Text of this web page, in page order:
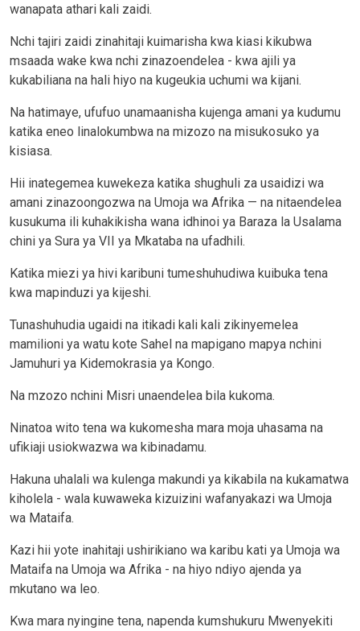
wanapata athari kali zaidi.
Nchi tajiri zaidi zinahitaji kuimarisha kwa kiasi kikubwa
msaada wake kwa nchi zinazoendelea - kwa ajili ya
kukabiliana na hali hiyo na kugeukia uchumi wa kijani.
Na hatimaye, ufufuo unamaanisha kujenga amani ya kudumu
katika eneo linalokumbwa na mizozo na misukosuko ya
kisiasa.
Hii inategemea kuwekeza katika shughuli za usaidizi wa
amani zinazoongozwa na Umoja wa Afrika — na nitaendelea
kusukuma ili kuhakikisha wana idhinoi ya Baraza la Usalama
chini ya Sura ya VII ya Mkataba na ufadhili.
Katika miezi ya hivi karibuni tumeshuhudiwa kuibuka tena
kwa mapinduzi ya kijeshi.
Tunashuhudia ugaidi na itikadi kali kali zikinyemelea
mamilioni ya watu kote Sahel na mapigano mapya nchini
Jamuhuri ya Kidemokrasia ya Kongo.
Na mzozo nchini Misri unaendelea bila kukoma.
Ninatoa wito tena wa kukomesha mara moja uhasama na
ufikiaji usiokwazwa wa kibinadamu.
Hakuna uhalali wa kulenga makundi ya kikabila na kukamatwa
kiholela - wala kuwaweka kizuizini wafanyakazi wa Umoja
wa Mataifa.
Kazi hii yote inahitaji ushirikiano wa karibu kati ya Umoja wa
Mataifa na Umoja wa Afrika - na hiyo ndiyo ajenda ya
mkutano wa leo.
Kwa mara nyingine tena, napenda kumshukuru Mwenyekiti